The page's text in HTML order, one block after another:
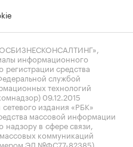
информационного
регистрации средства
службой
технологий
09.12.2015
издания «РБК»
массовой информации
в сфере связи,
коммуникаций
ЭЛ №ФС77-82385)